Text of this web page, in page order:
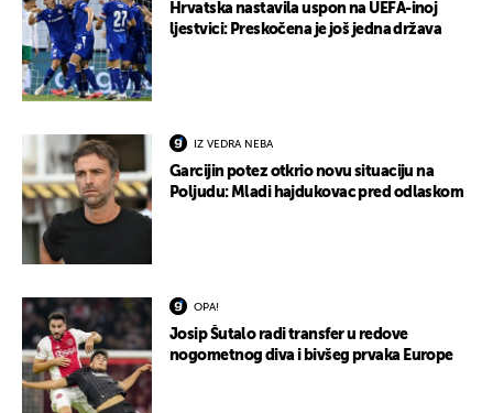
Hrvatska nastavila uspon na UEFA-inoj
ljestvici: Preskočena je još jedna država
IZ VEDRA NEBA
Garcijin potez otkrio novu situaciju na
Poljudu: Mladi hajdukovac pred odlaskom
OPA!
Josip Šutalo radi transfer u redove
nogometnog diva i bivšeg prvaka Europe